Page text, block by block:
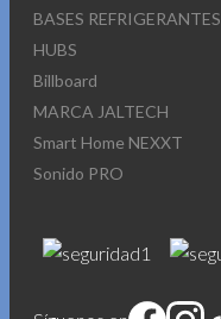
BASES REFRIGERANTES
HUBS
Billboard
MARCA JALTECH
Smart Home NEXXT
Sonido PRO